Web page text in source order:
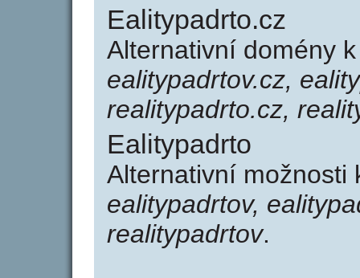
Ealitypadrto.cz
Alternativní domény
ealitypadrtov.cz,
realitypadrto.cz,
Ealitypadrto
Alternativní možnosti
ealitypadrtov,
realitypadrtov.